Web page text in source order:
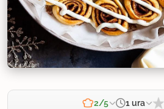
2/5 1 ura